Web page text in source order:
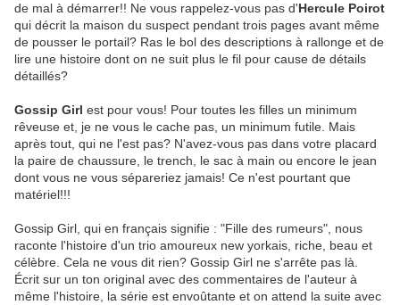
de mal à démarrer!! Ne vous rappelez-vous pas d'Hercule Poirot
qui décrit la maison du suspect pendant trois pages avant même
de pousser le portail? Ras le bol des descriptions à rallonge et de
lire une histoire dont on ne suit plus le fil pour cause de détails
détaillés?
Gossip Girl est pour vous! Pour toutes les filles un minimum
rêveuse et, je ne vous le cache pas, un minimum futile. Mais
après tout, qui ne l'est pas? N'avez-vous pas dans votre placard
la paire de chaussure, le trench, le sac à main ou encore le jean
dont vous ne vous sépareriez jamais! Ce n'est pourtant que
matériel!!!
Gossip Girl, qui en français signifie : "Fille des rumeurs", nous
raconte l'histoire d'un trio amoureux new yorkais, riche, beau et
célèbre. Cela ne vous dit rien? Gossip Girl ne s'arrête pas là.
Écrit sur un ton original avec des commentaires de l'auteur à
même l'histoire, la série est envoûtante et on attend la suite avec